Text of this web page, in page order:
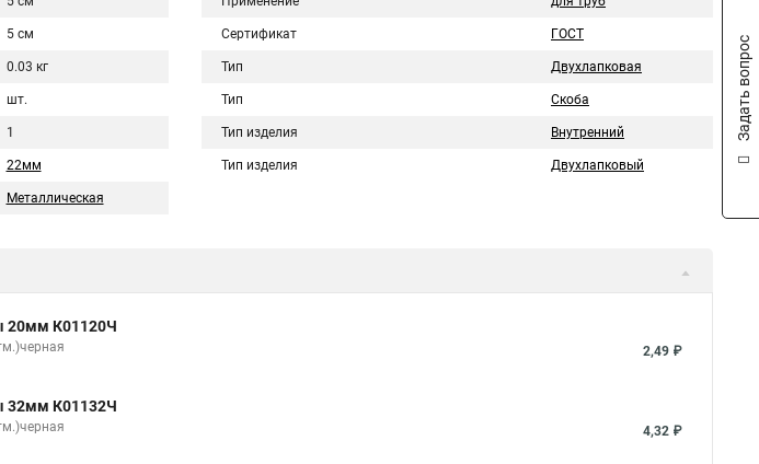
5 см
0.03 кг
шт.
1
22мм
Металлическая
Сертификат ГОСТ
Тип Двухлапковая
Тип Скоба
Тип изделия Внутренний
Тип изделия Двухлапковый
20мм К01120Ч
2,49 ₽
32мм К01132Ч
4,32 ₽
Задать вопрос